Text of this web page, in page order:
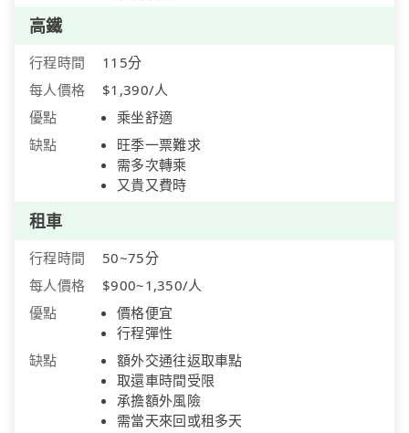
高鐵
行程時間
115分
每人價格
$1,390/人
優點
乘坐舒適
缺點
旺季一票難求
需多次轉乘
又貴又費時
租車
行程時間
50~75分
每人價格
$900~1,350/人
優點
價格便宜
行程彈性
缺點
額外交通往返取車點
取還車時間受限
承擔額外風險
需當天來回或租多天